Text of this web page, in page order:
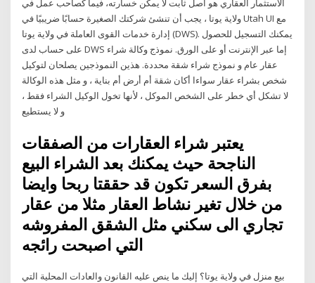
الاستثمار العقاري هو أصل ثابت لا يمكن خسارته، فيما كصاحب عمل في
ولاية يوتا ، يجب أن تنشئ شركتك الصغيرة حسابًا ضريبيًا في Utah UI مع
إدارة خدمات القوى العاملة في ولاية يوتا (DWS). يمكنك التسجيل للحصول
على حساب لدى DWS إما عبر الإنترنت أو على الورق. نموذج وكالة شراء
عقار عام و نموذج شراء شقة محددة. هذين النموذجين يصلحان لتوكيل
شخص بشراء عقار سواءا أكان شقة أم أرض أم بناية ، و مثل هذه الوكالة
لا تشكل أي خطر على الشخص الموكل ، لأنها تخول الوكيل الشراء فقط ،
و لا يستطيع
يعتبر شراء العقارات من الصفقات
الناجحة حيث يمكنك بعد الشراء البيع
بفرق السعر تكون قد حققتا ربحا وايضا
من خلال تغير نشاط العقار مثلا من عقار
تجاري الى سكني مثل الشقق المفروشه
التي اصبحت رائجه
بيع منزل في ولاية يوتا؟ إليك ما ينص عليه القانون والعادات المحلية التي